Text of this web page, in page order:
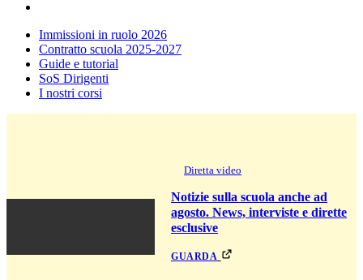
Immissioni in ruolo 2026
Contratto scuola 2025-2027
Guide e tutorial
SoS Dirigenti
I nostri corsi
Diretta video
Notizie sulla scuola anche ad
agosto. News, interviste e dirette
esclusive
guarda